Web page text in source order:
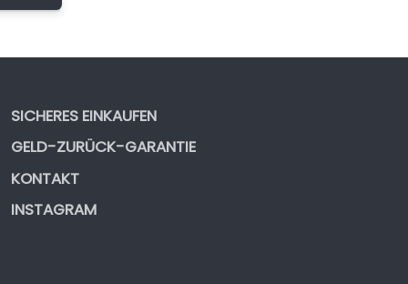
SICHERES EINKAUFEN
GELD-ZURÜCK-GARANTIE
KONTAKT
INSTAGRAM